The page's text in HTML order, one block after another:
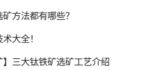
方法都有哪些？
大全！
】三大钛铁矿选矿工艺介绍